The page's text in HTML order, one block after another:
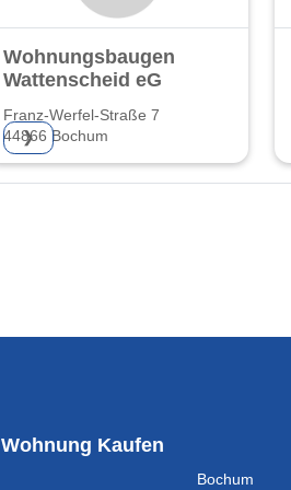
Wohnungsbaugenossenschaft
Wattenscheid eG
Franz-Werfel-Straße 7
44866 Bochum
❯
Wohnung Kaufen
Bochum